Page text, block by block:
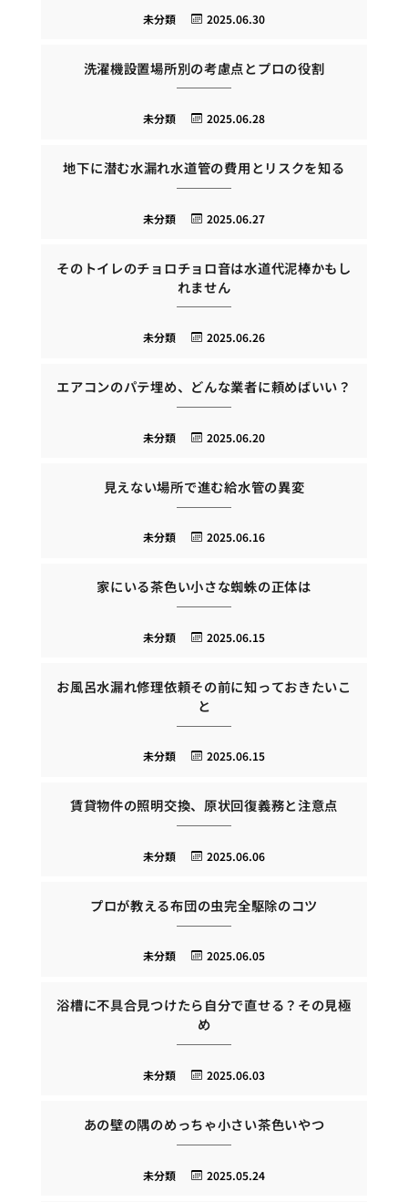
2025.06.30
未分類
洗濯機設置場所別の考慮点とプロの役割
2025.06.28
未分類
地下に潜む水漏れ水道管の費用とリスクを知る
2025.06.27
未分類
そのトイレのチョロチョロ音は水道代泥棒かもし
れません
2025.06.26
未分類
エアコンのパテ埋め、どんな業者に頼めばいい？
2025.06.20
未分類
見えない場所で進む給水管の異変
2025.06.16
未分類
家にいる茶色い小さな蜘蛛の正体は
2025.06.15
未分類
お風呂水漏れ修理依頼その前に知っておきたいこ
と
2025.06.15
未分類
賃貸物件の照明交換、原状回復義務と注意点
2025.06.06
未分類
プロが教える布団の虫完全駆除のコツ
2025.06.05
未分類
浴槽に不具合見つけたら自分で直せる？その見極
め
2025.06.03
未分類
あの壁の隅のめっちゃ小さい茶色いやつ
2025.05.24
未分類